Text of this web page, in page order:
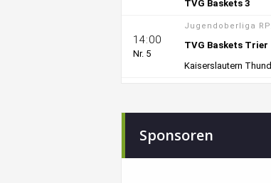
Sponsoren